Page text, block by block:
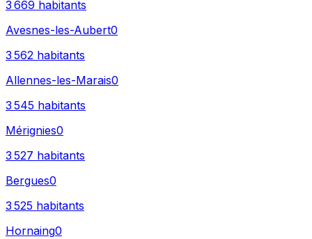
3 669 habitants
Avesnes-les-Aubert0
3 562 habitants
Allennes-les-Marais0
3 545 habitants
Mérignies0
3 527 habitants
Bergues0
3 525 habitants
Hornaing0